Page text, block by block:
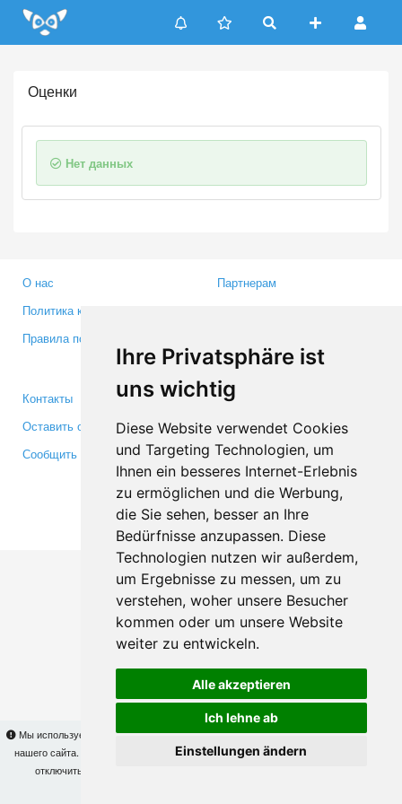
Ihre Privatsphäre ist
uns wichtig
Diese Website verwendet Cookies
und Targeting Technologien, um
Ihnen ein besseres Internet-Erlebnis
zu ermöglichen und die Werbung,
die Sie sehen, besser an Ihre
Bedürfnisse anzupassen. Diese
Technologien nutzen wir außerdem,
um Ergebnisse zu messen, um zu
verstehen, woher unsere Besucher
kommen oder um unsere Website
weiter zu entwickeln.
Alle akzeptieren
Ich lehne ab
Einstellungen ändern
Update cookies preferences
Мы используем cookies для того, чтобы Вы могли использовать весь функционал
нашего сайта. На
Вы сможете узнать подробности и, при желании,
отключить использование cookies. Продолжая пользоваться сайтом, Вы
Оценки
Нет данных
О нас
Политика конфиденциальности
Правила пользования
Партнерам
Медиа
Контакты
Оставить отзыв
Сообщить об ошибке
Facebook
Twitter
YouTube
Google+
Makis© Copyright 2026